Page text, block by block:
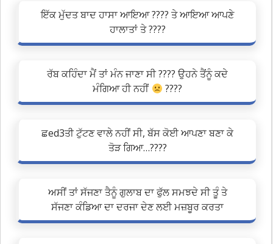
ਇੱਕ ਮੁੱਦਤ ਬਾਦ ਹਾਸਾ ਆਇਆ ???? ਤੇ ਆਇਆ ਆਪਣੇ
ਹਾਲਾਤਾਂ ਤੇ ????
ਰੱਬ ਕਹਿੰਦਾ ਮੈਂ ਤਾਂ ਮੰਨ ਜਾਣਾ ਸੀ ???? ਉਹਨੇ ਤੈਂਨੂੰ ਕਦੇ
ਮੰਗਿਆ ਹੀ ਨਹੀਂ
????
ਛed3ਤੀ ਟੁੱਟਣ ਵਾਲੇ ਨਹੀਂ ਸੀ, ਬੱਸ ਕੋਈ ਆਪਣਾ ਬਣਾ ਕੇ
ਤੋੜ ਗਿਆ…????
ਅਸੀਂ ਤਾਂ ਸੱਜਣਾ ਤੈਨੂੰ ਗੁਲਾਬ ਦਾ ਫੁੱਲ ਸਮਝਦੇ ਸੀ ਤੂੰ ਤੇ
ਸੱਜਣਾ ਕੰਡਿਆ ਦਾ ਦਰਜਾ ਦੇਣ ਲਈ ਮਜ਼ਬੂਰ ਕਰਤਾ